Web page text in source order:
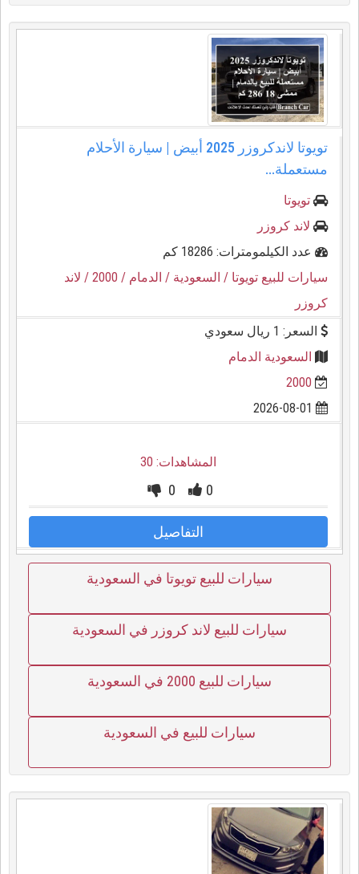
تويوتا لاندكروزر 2025 أبيض | سيارة الأحلام
مستعملة...
تويوتا
لاند كروزر
عدد الكيلمومترات: 18286 كم
سيارات للبيع تويوتا / السعودية / الدمام / 2000
/ لاند
كروزر
السعر: 1 ريال سعودي
السعودية الدمام
2000
المشاهدات: 30
0
0
التفاصيل
سيارات للبيع تويوتا في السعودية
سيارات للبيع لاند كروزر في السعودية
سيارات للبيع 2000 في السعودية
سيارات للبيع في السعودية